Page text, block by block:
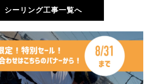
シーリング工事一覧へ